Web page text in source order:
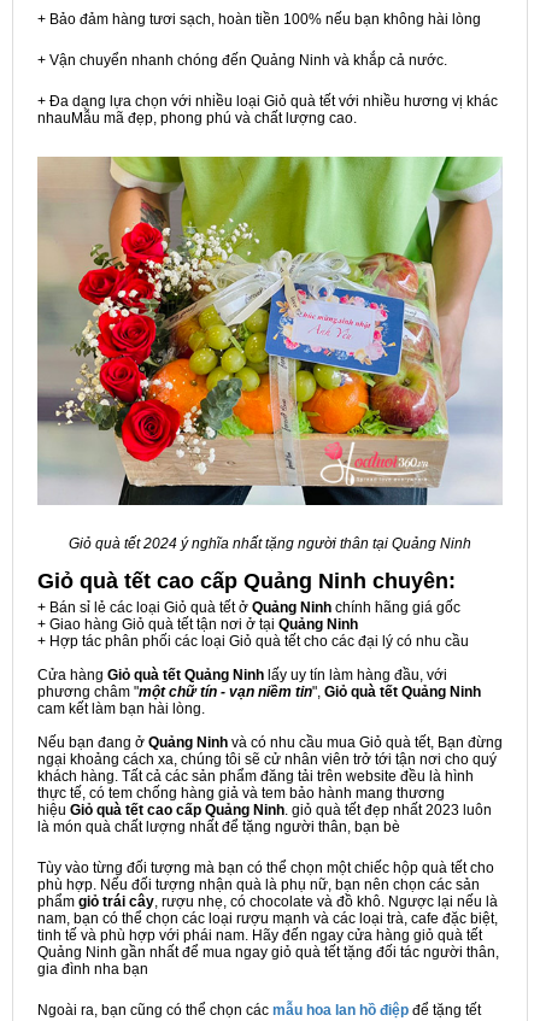
+ Bảo đảm hàng tươi sạch, hoàn tiền 100% nếu bạn không hài lòng
+ Vận chuyển nhanh chóng đến Quảng Ninh và khắp cả nước.
+ Đa dạng lựa chọn với nhiều loại Giỏ quà tết với nhiều hương vị khác
nhauMẫu mã đẹp, phong phú và chất lượng cao.
Giỏ quà tết 2024 ý nghĩa nhất tặng người thân tại Quảng Ninh
Giỏ quà tết cao cấp Quảng Ninh chuyên:
+ Bán sỉ lẻ các loại Giỏ quà tết ở Quảng Ninh chính hãng giá gốc
+ Giao hàng Giỏ quà tết tận nơi ở tại Quảng Ninh
+ Hợp tác phân phối các loại Giỏ quà tết cho các đại lý có nhu cầu
Cửa hàng Giỏ quà tết Quảng Ninh lấy uy tín làm hàng đầu, với
phương châm "một chữ tín - vạn niềm tin", Giỏ quà tết Quảng Ninh
cam kết làm bạn hài lòng.
Nếu bạn đang ở Quảng Ninh và có nhu cầu mua Giỏ quà tết, Bạn đừng
ngại khoảng cách xa, chúng tôi sẽ cử nhân viên trở tới tận nơi cho quý
khách hàng. Tất cả các sản phẩm đăng tải trên website đều là hình
thực tế, có tem chống hàng giả và tem bảo hành mang thương
hiệu Giỏ quà tết cao cấp Quảng Ninh. giỏ quà tết đẹp nhất 2023 luôn
là món quà chất lượng nhất để tặng người thân, bạn bè
Tùy vào từng đối tượng mà bạn có thể chọn một chiếc hộp quà tết cho
phù hợp. Nếu đối tượng nhận quà là phụ nữ, bạn nên chọn các sản
phẩm giỏ trái cây, rượu nhẹ, có chocolate và đồ khô. Ngược lại nếu là
nam, bạn có thể chọn các loại rượu mạnh và các loại trà, cafe đặc biệt,
tinh tế và phù hợp với phái nam. Hãy đến ngay cửa hàng giỏ quà tết
Quảng Ninh gần nhất để mua ngay giỏ quà tết tặng đối tác người thân,
gia đình nha bạn
Ngoài ra, bạn cũng có thể chọn các mẫu hoa lan hồ điệp để tặng tết